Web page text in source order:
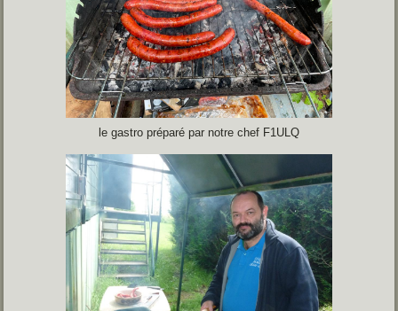
le gastro préparé par notre chef F1ULQ